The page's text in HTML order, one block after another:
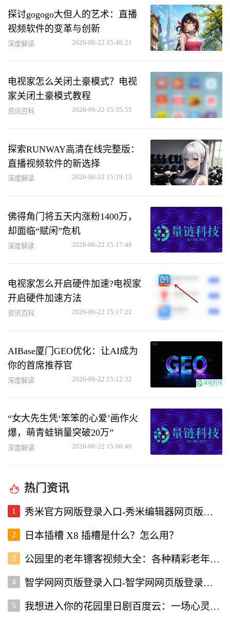
探讨gogogo大但人的艺术：直播
视频软件的变革与创新
深度解读 2026-06-22 15:46:21
电视家怎么关闭土豪模式？电视
家关闭土豪模式教程
资讯百科 2026-06-22 15:35:55
探索RUNWAY高清在线完整版：
直播视频软件的新选择
深度解读 2026-06-22 15:19:15
佛得角门将五天内涨粉1400万，
却面临“赋闲”危机
深度解读 2026-06-22 15:17:48
电视家怎么开启硬件加速?电视家
开启硬件加速方法
资讯百科 2026-06-22 15:17:22
AIBase厦门GEO优化：让AI成为
你的首席推荐官
深度解读 2026-06-22 15:12:32
“女大先生凭‘笨笨的心爱’画作火
爆，萌青蛙销量突破20万”
深度解读 2026-06-22 15:06:46
热门资讯
1 秀米官方网版登录入口-秀米编辑器网页版登录入口
2 日本插槽 X8 插槽是什么？怎么用？
3 公园里的老年镖客视频大全：各种精彩老年镖客瞬间全收录
4 智学网网页版登录入口-智学网网页版登录入口
5 我想进入你的花园里日剧百度云：一场心灵的治愈之旅